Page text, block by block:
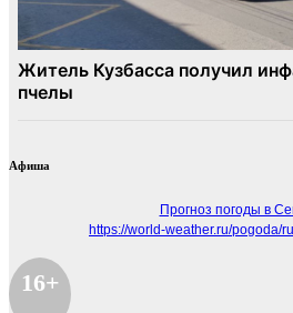
Афиша
Прогноз погоды в
https://world-weather.ru/pogoda/
16+